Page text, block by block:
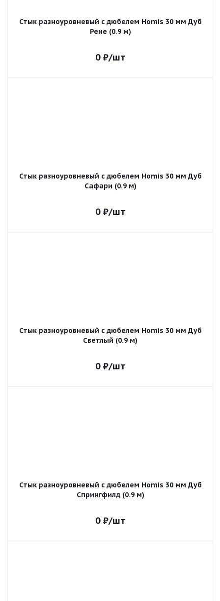
Стык разноуровневый с дюбелем Homis 30 мм Дуб
Рене (0.9 м)
0₽/шт
Стык разноуровневый с дюбелем Homis 30 мм Дуб
Сафари (0.9 м)
0₽/шт
Стык разноуровневый с дюбелем Homis 30 мм Дуб
Светлый (0.9 м)
0₽/шт
Стык разноуровневый с дюбелем Homis 30 мм Дуб
Спрингфилд (0.9 м)
0₽/шт